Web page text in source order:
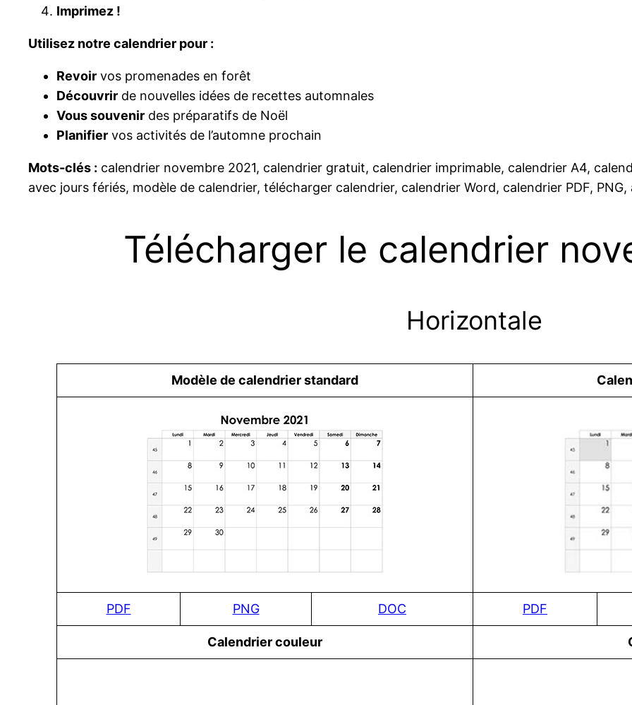
Imprimez !
Utilisez notre calendrier pour :
Revoir vos promenades en forêt
Découvrir de nouvelles idées de recettes automnales
Vous souvenir des préparatifs de Noël
Planifier vos activités de l’automne prochain
Mots-clés : calendrier novembre 2021, calendrier gratuit, calendrier imprimable, calendrier A4,
avec jours fériés, modèle de calendrier, télécharger calendrier, calendrier Word, calendrier PDF,
Télécharger le calendrier
Horizontale
Modèle de calendrier standard
PDF PNG DOC PDF
Сalendrier couleur